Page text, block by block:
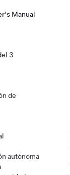
Manual
3
de
autónoma